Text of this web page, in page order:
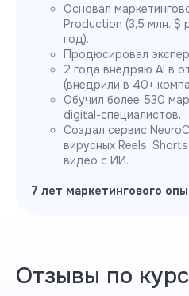
Основал
Production (3,5 млн. $
год).
Продюсировал
2 года внедряю AI в
(внедрили в 40+
Обучил более 530
digital-специалистов.
Создал сервис
вирусных Reels,
видео с ИИ.
7 лет маркетингового
Отзывы по